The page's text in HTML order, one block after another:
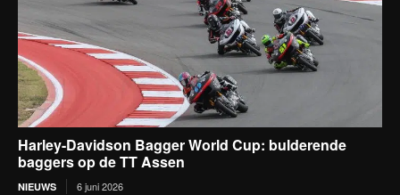
Harley-Davidson Bagger World Cup: bulderende
baggers op de TT Assen
NIEUWS 6 juni 2026